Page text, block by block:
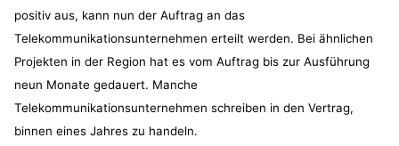
positiv aus, kann nun der Auftrag an das
Telekommunikationsunternehmen erteilt werden. Bei ähnlichen
Projekten in der Region hat es vom Auftrag bis zur Ausführung
neun Monate gedauert. Manche
Telekommunikationsunternehmen schreiben in den Vertrag,
binnen eines Jahres zu handeln.